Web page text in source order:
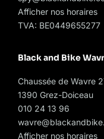
Afficher nos horaires
TVA: BE0449655277
Black and Bike
Chaussée de Wavre
1390 Grez-Doiceau
010 24 13 96
Afficher nos horaires